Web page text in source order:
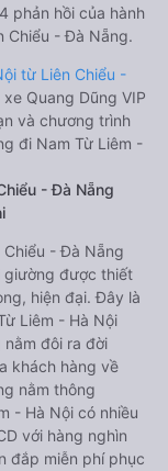
phản hồi của hành
Chiểu - Đà Nẵng.
từ Liên Chiểu -
Quang Dũng VIP
và chương trình
đi Nam Từ Liêm -
- Đà Nẵng
- Đà Nẵng
giường được thiết
hiện đại. Đây là
Liêm - Hà Nội
nằm đôi ra đời
khách hàng về
nằm thông
- Hà Nội có nhiều
với hàng nghìn
đắp miễn phí phục